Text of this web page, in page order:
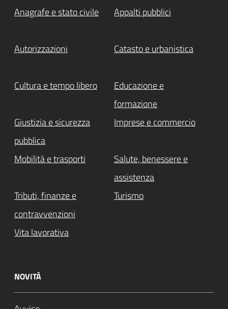
Anagrafe e stato civile Appalti pubblici
Autorizzazioni Catasto e urbanistica
Cultura e tempo libero
Educazione e
formazione
Giustizia e sicurezza
pubblica
Imprese e commercio
Mobilità e trasporti
Salute, benessere e
assistenza
Tributi, finanze e
contravvenzioni
Turismo
Vita lavorativa
NOVITÀ